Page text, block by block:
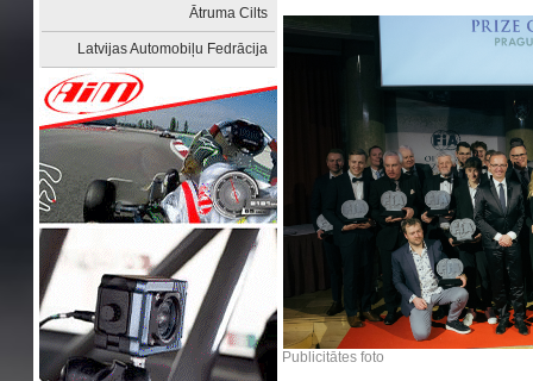
Ātruma Cilts
Latvijas Automobiļu Fedrācija
Publicitātes foto